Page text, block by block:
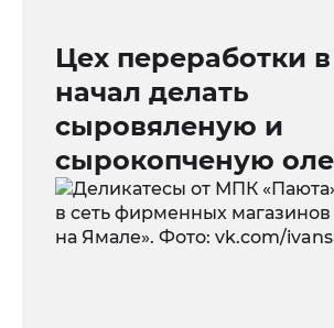
Цех переработки
начал делать
сыровяленую и
сырокопченую